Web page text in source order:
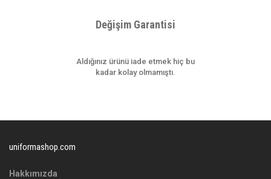
Değişim Garantisi
Aldığınız ürünü iade etmek hiç bu
kadar kolay olmamıştı.
uniformashop.com
Hakkımızda